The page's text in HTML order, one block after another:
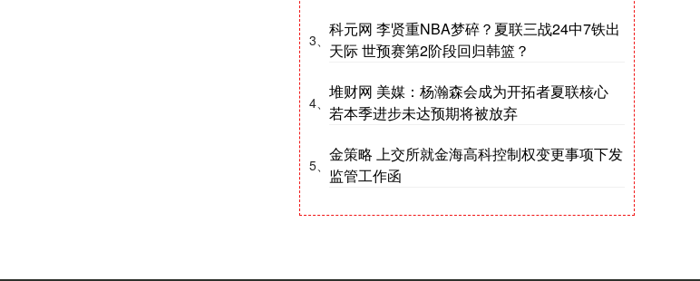
3、
科元网 李贤重NBA梦碎？夏联三战24中7铁出
天际 世预赛第2阶段回归韩篮？
4、
堆财网 美媒：杨瀚森会成为开拓者夏联核心
若本季进步未达预期将被放弃
5、
金策略 上交所就金海高科控制权变更事项下发
监管工作函